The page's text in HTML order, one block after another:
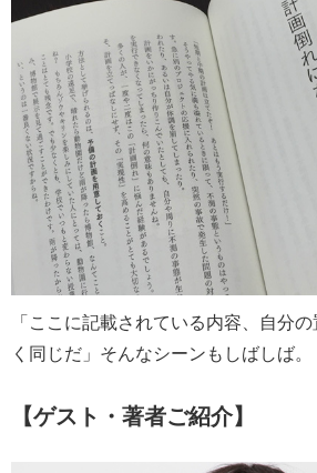
「ここに記載されている内容、自分
く同じだ」そんなシーンもしばしば。
【ゲスト・著者ご紹介】